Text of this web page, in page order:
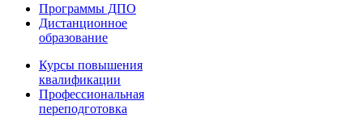
Программы ДПО
Дистанционное
образование
Курсы повышения
квалификации
Профессиональная
переподготовка